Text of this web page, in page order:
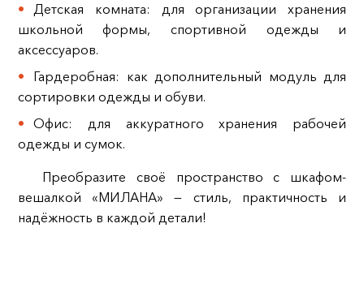
Детская комната: для организации хранения
школьной формы, спортивной одежды и
аксессуаров.
Гардеробная: как дополнительный модуль для
сортировки одежды и обуви.
Офис: для аккуратного хранения рабочей
одежды и сумок.
Преобразите своё пространство с шкафом-
вешалкой «МИЛАНА» — стиль, практичность и
надёжность в каждой детали!